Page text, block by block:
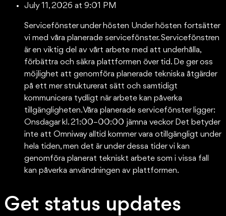
July 11, 2026 at 9:01 PM
Servicefönster under hösten Under hösten fortsätter
vi med våra planerade servicefönster. Servicefönstren
är en viktig del av vårt arbete med att underhålla,
förbättra och säkra plattformen över tid. De ger oss
möjlighet att genomföra planerade tekniska åtgärder
på ett mer strukturerat sätt och samtidigt
kommunicera tydligt när arbete kan påverka
tillgängligheten. Våra planerade servicefönster ligger:
Onsdagar kl. 21:00–00:00 jämna veckor Det betyder
inte att Omniway alltid kommer vara otillgängligt under
hela tiden, men det är under dessa tider vi kan
genomföra planerat tekniskt arbete som i vissa fall
kan påverka användningen av plattformen.
Get status updates